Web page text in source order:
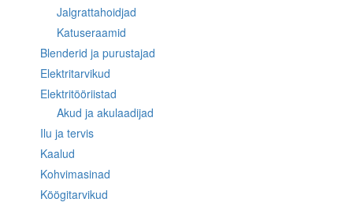
Jalgrattahoidjad
Katuseraamid
Blenderid ja purustajad
Elektritarvikud
Elektritööriistad
Akud ja akulaadijad
Ilu ja tervis
Kaalud
Kohvimasinad
Köögitarvikud